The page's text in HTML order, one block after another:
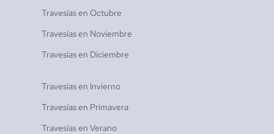
Travesías en Octubre
Travesías en Noviembre
Travesías en Diciembre
Travesías en Invierno
Travesías en Primavera
Travesías en Verano